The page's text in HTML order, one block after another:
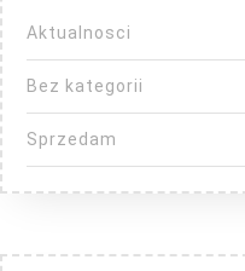
Aktualnosci
Bez kategorii
Sprzedam